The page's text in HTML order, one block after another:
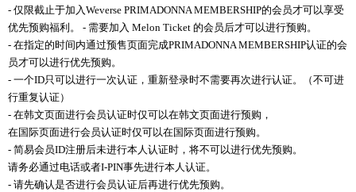
- 仅限截止于加入Weverse PRIMADONNA MEMBERSHIP的会员才可以享受
优先预购福利。 - 需要加入 Melon Ticket 的会员后才可以进行预购。
- 在指定的时间内通过预售页面完成PRIMADONNA MEMBERSHIP认证的会
员才可以进行优先预购。
- 一个ID只可以进行一次认证，重新登录时不需要再次进行认证。（不可进
行重复认证）
- 在韩文页面进行会员认证时仅可以在韩文页面进行预购，
在国际页面进行会员认证时仅可以在国际页面进行预购。
- 简易会员ID注册后未进行本人认证时，将不可以进行优先预购。
请务必通过电话或者I-PIN事先进行本人认证。
- 请先确认是否进行会员认证后再进行优先预购。